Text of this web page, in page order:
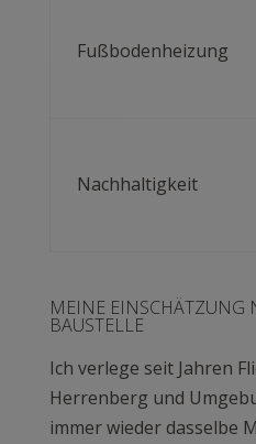
Fußbodenheizung
Nachhaltigkeit
MEINE EINSCHÄTZUNG
BAUSTELLE
Ich verlege seit Jahren
Herrenberg und
immer wieder dasselbe